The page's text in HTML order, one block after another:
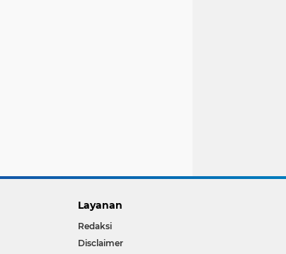
Layanan
Redaksi
Disclaimer